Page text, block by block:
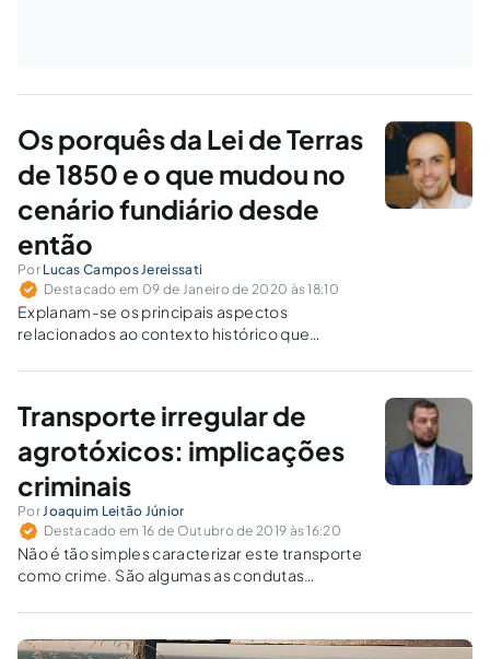
Os porquês da Lei de Terras
de 1850 e o que mudou no
cenário fundiário desde
então
Por Lucas Campos Jereissati
Destacado em 09 de Janeiro de 2020 às 18:10
Explanam-se os principais aspectos
relacionados ao contexto histórico que
601/1850) e seus reflexos na questão fundiária
Transporte irregular de
agrotóxicos: implicações
criminais
PorJoaquim Leitão Júnior
Destacado em 16 de Outubro de 2019 às 16:20
Não é tão simples caracterizar este transporte
como crime. São algumas as condutas
enquadrarem como tal, a depender de
pequenos detalhes que estão pontuados